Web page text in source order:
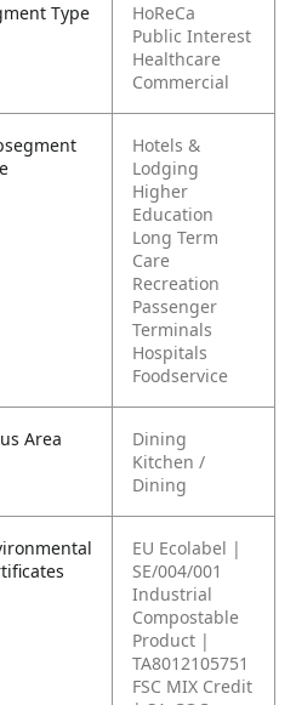
Type
HoReCa
Public Interest
Healthcare
Commercial
Hotels &
Lodging
Higher
Education
Long Term
Care
Recreation
Passenger
Terminals
Hospitals
Foodservice
Area
Dining
Kitchen /
Dining
EU Ecolabel |
SE/004/001
Industrial
Compostable
Product |
TA8012105751
FSC MIX Credit